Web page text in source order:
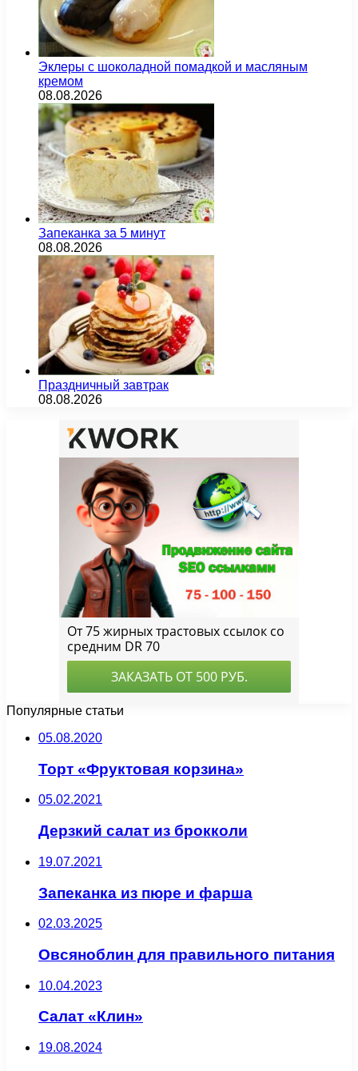
Эклеры с шоколадной помадкой и масляным
кремом
08.08.2026
Запеканка за 5 минут
08.08.2026
Праздничный завтрак
08.08.2026
Популярные статьи
05.08.2020
Торт «Фруктовая корзина»
05.02.2021
Дерзкий салат из брокколи
19.07.2021
Запеканка из пюре и фарша
02.03.2025
Овсяноблин для правильного питания
10.04.2023
Салат «Клин»
19.08.2024